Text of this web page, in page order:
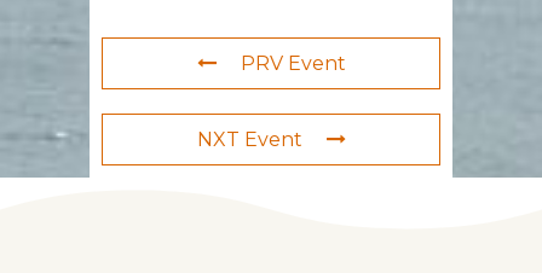
PRV Event
NXT Event